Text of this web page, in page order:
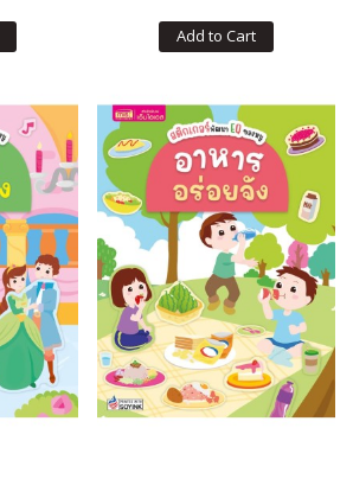
Add to Cart